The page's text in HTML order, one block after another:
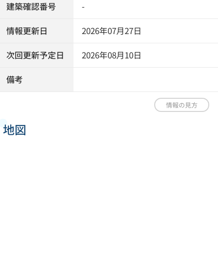
建築確認番号 -
情報更新日 2026年07月27日
次回更新予定日 2026年08月10日
備考
情報の見方
地図